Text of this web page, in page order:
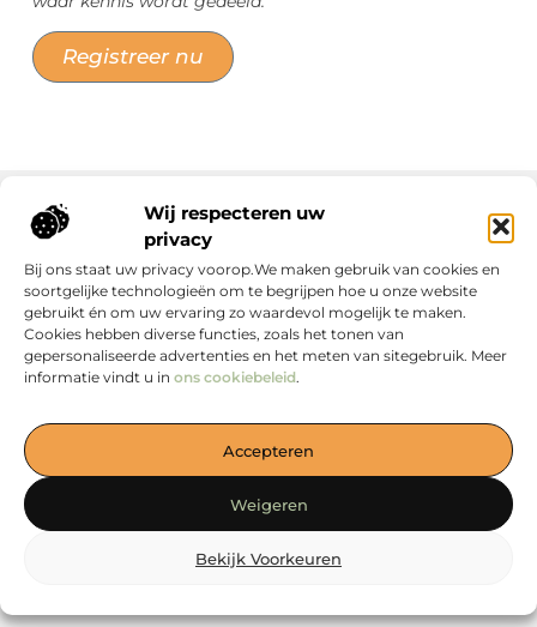
Wij respecteren uw
privacy
Bij ons staat uw privacy voorop.We maken gebruik van cookies en
soortgelijke technologieën om te begrijpen hoe u onze website
gebruikt én om uw ervaring zo waardevol mogelijk te maken.
Cookies hebben diverse functies, zoals het tonen van
gepersonaliseerde advertenties en het meten van sitegebruik. Meer
informatie vindt u in ons cookiebeleid.
Accepteren
Weigeren
Bekijk Voorkeuren
Registreer nu
— Duik in boeiende verhalen, handige tips en waardevolle
ontdekkingsreis vandaag op loewiese.nl!
Onze informatie